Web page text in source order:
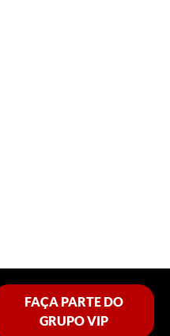
FAÇA PARTE DO
GRUPO VIP